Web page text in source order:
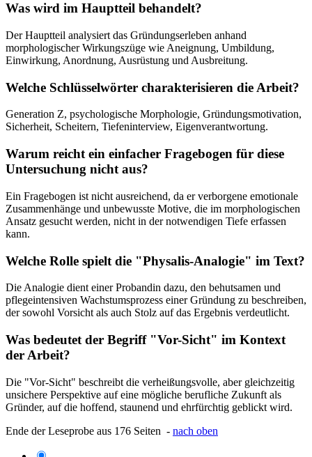
Was wird im Hauptteil behandelt?
Der Hauptteil analysiert das Gründungserleben anhand
morphologischer Wirkungszüge wie Aneignung, Umbildung,
Einwirkung, Anordnung, Ausrüstung und Ausbreitung.
Welche Schlüsselwörter charakterisieren die Arbeit?
Generation Z, psychologische Morphologie, Gründungsmotivation,
Sicherheit, Scheitern, Tiefeninterview, Eigenverantwortung.
Warum reicht ein einfacher Fragebogen für diese
Untersuchung nicht aus?
Ein Fragebogen ist nicht ausreichend, da er verborgene emotionale
Zusammenhänge und unbewusste Motive, die im morphologischen
Ansatz gesucht werden, nicht in der notwendigen Tiefe erfassen
kann.
Welche Rolle spielt die "Physalis-Analogie" im Text?
Die Analogie dient einer Probandin dazu, den behutsamen und
pflegeintensiven Wachstumsprozess einer Gründung zu beschreiben,
der sowohl Vorsicht als auch Stolz auf das Ergebnis verdeutlicht.
Was bedeutet der Begriff "Vor-Sicht" im Kontext
der Arbeit?
Die "Vor-Sicht" beschreibt die verheißungsvolle, aber gleichzeitig
unsichere Perspektive auf eine mögliche berufliche Zukunft als
Gründer, auf die hoffend, staunend und ehrfürchtig geblickt wird.
Ende der Leseprobe aus 176 Seiten - nach oben